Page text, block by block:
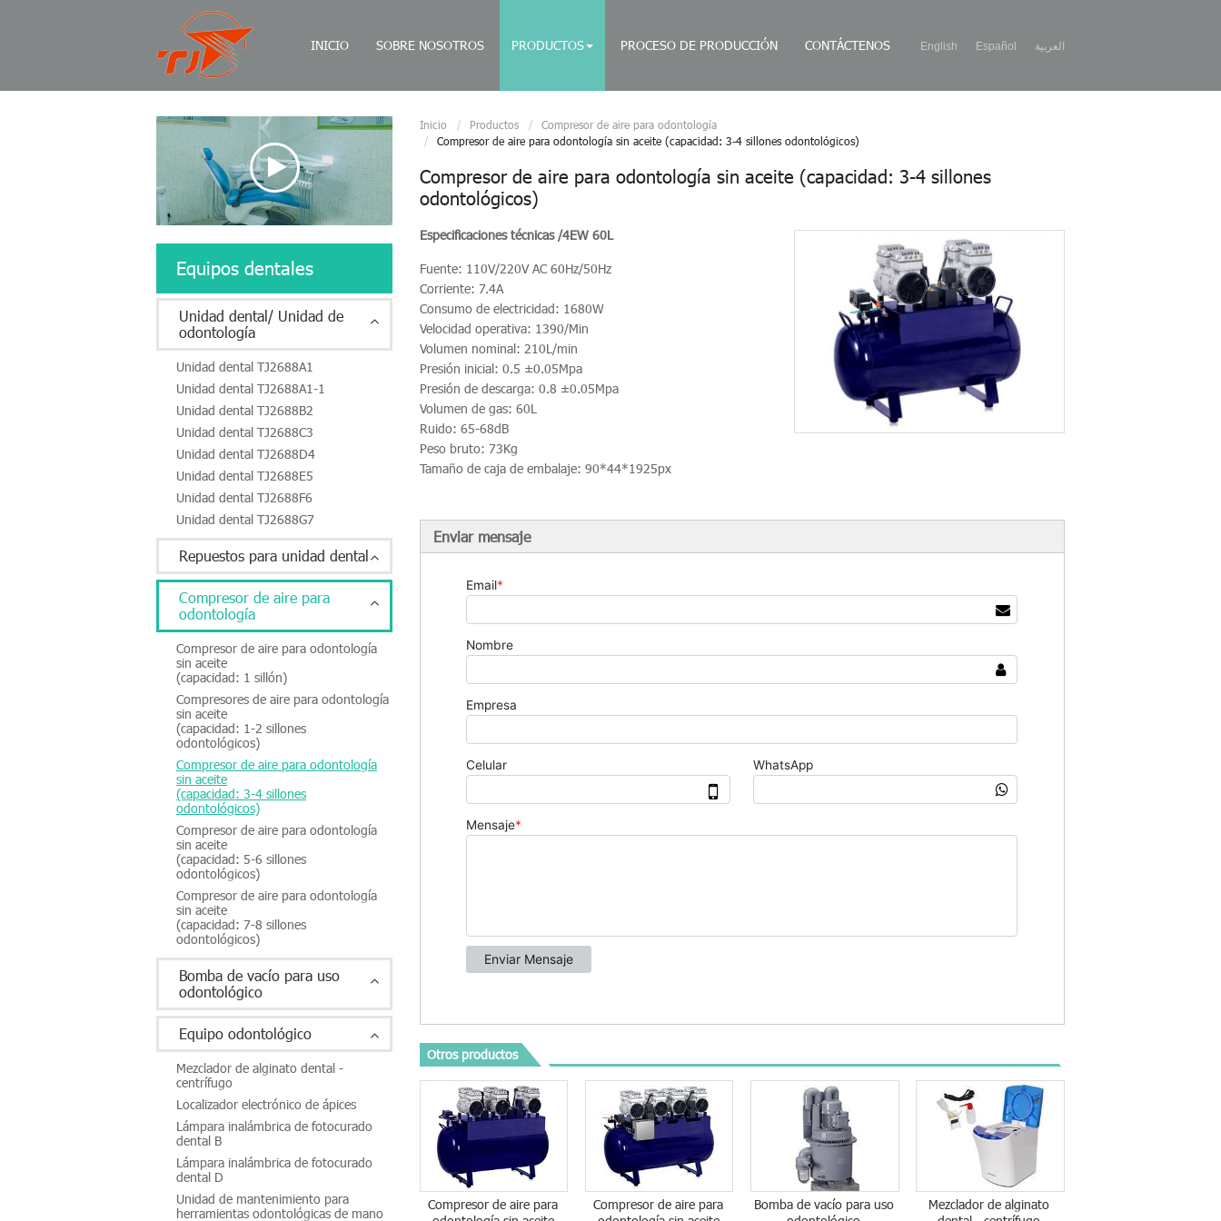
English Español العربية INICIO SOBRE NOSOTROS PRODUCTOS PROCESO DE PRODUCCIÓN CONTÁCTENOS
Inicio Productos
Compresor de aire para odontología
Compresor de aire para odontología sin aceite (capacidad: 3-4 sillones odontológicos)
Compresor de aire para odontología sin aceite (capacidad: 3-4 sillones
odontológicos)
Especificaciones técnicas /4EW 60L
Fuente: 110V/220V AC 60Hz/50Hz
Corriente: 7.4A
Consumo de electricidad: 1680W
Velocidad operativa: 1390/Min
Volumen nominal: 210L/min
Presión inicial: 0.5 ±0.05Mpa
Presión de descarga: 0.8 ±0.05Mpa
Volumen de gas: 60L
Ruido: 65-68dB
Peso bruto: 73Kg
Tamaño de caja de embalaje: 90*44*1925px
Enviar mensaje
Otros productos
Compresor de aire para
Compresor de aire para
Bomba de vacío para uso
Mezclador de alginato
Equipos dentales
Unidad dental/ Unidad de
odontología
Unidad dental TJ2688A1
Unidad dental TJ2688A1-1
Unidad dental TJ2688B2
Unidad dental TJ2688C3
Unidad dental TJ2688D4
Unidad dental TJ2688E5
Unidad dental TJ2688F6
Unidad dental TJ2688G7
Repuestos para unidad dental
Compresor de aire para
odontología
Compresor de aire para odontología
sin aceite
(capacidad: 1 sillón)
Compresores de aire para odontología
sin aceite
(capacidad: 1-2 sillones
odontológicos)
Compresor de aire para odontología
sin aceite
(capacidad: 3-4 sillones
odontológicos)
Compresor de aire para odontología
sin aceite
(capacidad: 5-6 sillones
odontológicos)
Compresor de aire para odontología
sin aceite
(capacidad: 7-8 sillones
odontológicos)
Bomba de vacío para uso
odontológico
Equipo odontológico
Mezclador de alginato dental -
centrífugo
Localizador electrónico de ápices
Lámpara inalámbrica de fotocurado
dental B
Lámpara inalámbrica de fotocurado
dental D
Unidad de mantenimiento para
herramientas odontológicas de mano